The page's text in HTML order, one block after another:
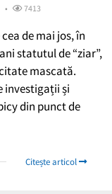
7413
de mai jos, în
statutul de “ziar”,
mascată.
investigații și
din punct de
Citește articol